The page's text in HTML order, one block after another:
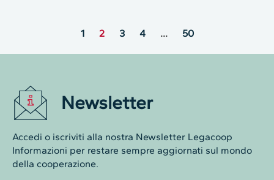
1 2 3 4 … 50
Newsletter
Accedi o iscriviti alla nostra Newsletter Legacoop
Informazioni per restare sempre aggiornati sul mondo
della cooperazione.